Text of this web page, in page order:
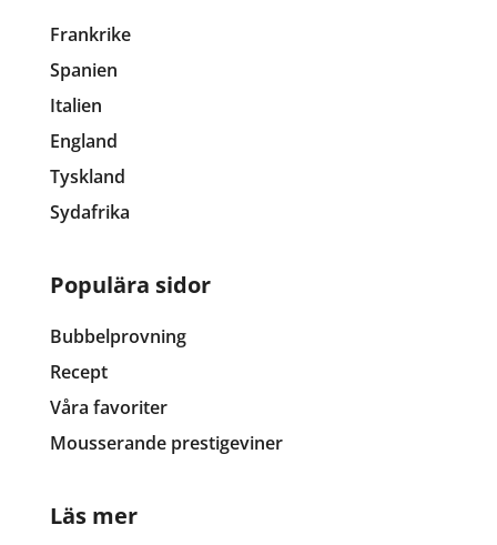
Frankrike
Spanien
Italien
England
Tyskland
Sydafrika
Populära sidor
Bubbelprovning
Recept
Våra favoriter
Mousserande prestigeviner
Läs mer